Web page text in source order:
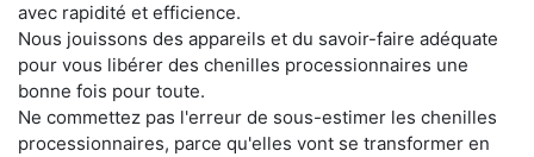
avec rapidité et efficience.
Nous jouissons des appareils et du savoir-faire adéquate
pour vous libérer des chenilles processionnaires une
bonne fois pour toute.
Ne commettez pas l'erreur de sous-estimer les chenilles
processionnaires, parce qu'elles vont se transformer en